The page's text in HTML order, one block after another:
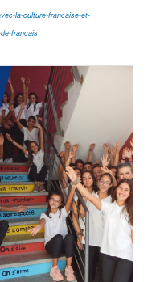
la-culture-francaise-et-
francais